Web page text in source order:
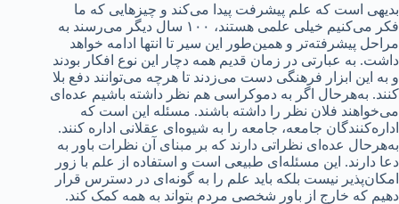
بدیهی است که علم پیشرفت پیدا می‌کند و چیزهایی که ما
فکر می‌کنیم خیلی علمی هستند، ۱۰۰ سال دیگر می‌رسند به
مراحل پیشرفته‌تر و همین‌طور این سیر تا انتها ادامه خواهد
داشت. به عبارتی در زمان قدیم همه دچار این نوع افکار بودند
و به این ابزار فرهنگی دست می‌زدند تا هر‌چه می‌توانند دفع بلا
کنند. به‌هرحال اگر به دموکراسی هم نظر داشته باشیم عده‌ای
می‌خواهند فلان نظر را داشته باشند. مسئله این است که
اداره‌کنندگان جامعه، جامعه را به شیوه‌ای عقلانی اداره کنند.
به‌هرحال عده‌ای نظراتی دارند که بر مبنای آن نظرات باور به
دعا دارند. این مسئله‌ای طبیعی است و استفاده از علم با زور
امکان‌پذیر نیست بلکه باید علم را به گونه‌ای در دسترس قرار
دهیم که خارج از باور شخصی مردم بتواند به همه کمک کند.